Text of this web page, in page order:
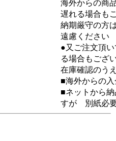
海外からの商
遅れる場合も
納期厳守の方
遠慮ください
●又ご注文頂
る場合もござ
在庫確認のう
■海外からの
■ネットから
すが 別紙必